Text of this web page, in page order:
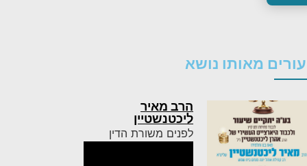
מאותו נושא
הרב מאיר
ליכטנשטיין
לפנים משורת הדין